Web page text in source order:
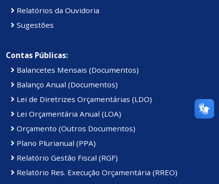
Relatórios da Ouvidoria
Sugestões
Contas Públicas:
Balancetes Mensais (Documentos)
Balanço Anual (Documentos)
Lei de Diretrizes Orçamentárias (LDO)
Lei Orçamentária Anual (LOA)
Orçamento (Outros Documentos)
Plano Plurianual (PPA)
Relatório Gestão Fiscal (RGF)
Relatório Res. Execução Orçamentária (RREO)